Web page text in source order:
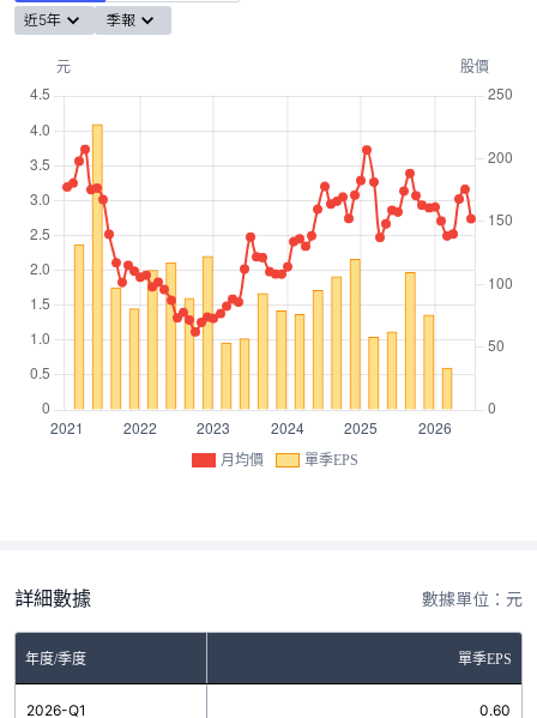
近5年 季報
月均價 單季EPS
詳細數據 數據單位：元
年度/季度 單季EPS
2026-Q1 0.60